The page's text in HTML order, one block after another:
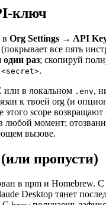
ключ
в Org Settings → API
(покрывает все пять
один раз; скопируй
.
в локальном .env,
к твоей org (и
этого scope возвращают
любой момент;
вызове.
пропусти)
в npm и Homebrew. С
Desktop тянет